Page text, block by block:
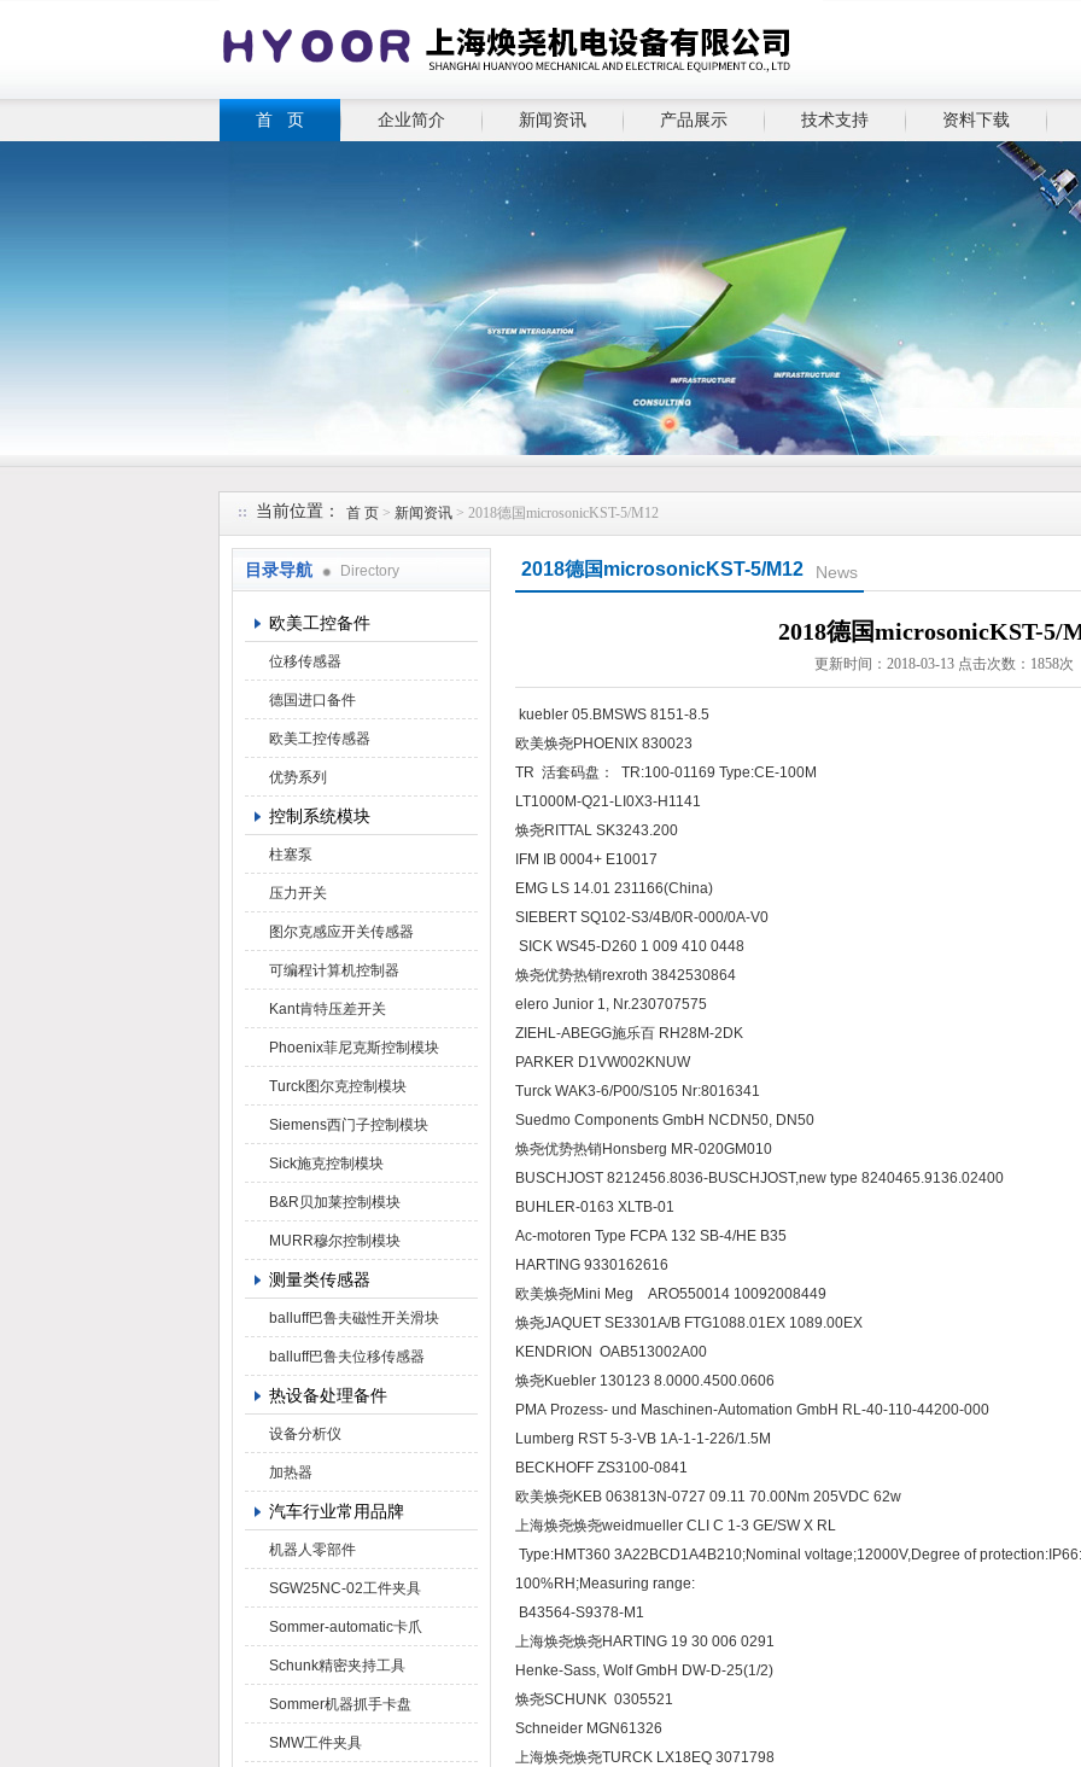
首 页 企业简介 新闻资讯 产品展示 技术支持 资料下载
当前位置： 首 页 > 新闻资讯 > 2018德国microsonicKST-5/M12
目录导航 Directory
欧美工控备件
位移传感器
德国进口备件
欧美工控传感器
优势系列
控制系统模块
柱塞泵
压力开关
图尔克感应开关传感器
可编程计算机控制器
Kant肯特压差开关
Phoenix菲尼克斯控制模块
Turck图尔克控制模块
Siemens西门子控制模块
Sick施克控制模块
B&R贝加莱控制模块
MURR穆尔控制模块
测量类传感器
balluff巴鲁夫磁性开关滑块
balluff巴鲁夫位移传感器
热设备处理备件
设备分析仪
加热器
汽车行业常用品牌
机器人零部件
SGW25NC-02工件夹具
Sommer-automatic卡爪
Schunk精密夹持工具
Sommer机器抓手卡盘
SMW工件夹具
2018德国microsonicKST-5/M12 News
2018德国microsonicKST-5/
更新时间：2018-03-13 点击次数：1858次
kuebler 05.BMSWS 8151-8.5
欧美焕尧PHOENIX 830023
TR 活套码盘： TR:100-01169 Type:CE-100M
LT1000M-Q21-LI0X3-H1141
焕尧RITTAL SK3243.200
IFM IB 0004+ E10017
EMG LS 14.01 231166(China)
SIEBERT SQ102-S3/4B/0R-000/0A-V0
SICK WS45-D260 1 009 410 0448
焕尧优势热销rexroth 3842530864
elero Junior 1, Nr.230707575
ZIEHL-ABEGG施乐百 RH28M-2DK
PARKER D1VW002KNUW
Turck WAK3-6/P00/S105 Nr:8016341
Suedmo Components GmbH NCDN50, DN50
焕尧优势热销Honsberg MR-020GM010
BUSCHJOST 8212456.8036-BUSCHJOST,new type 8240465.9136.02400
BUHLER-0163 XLTB-01
Ac-motoren Type FCPA 132 SB-4/HE B35
HARTING 9330162616
欧美焕尧Mini Meg ARO550014 10092008449
焕尧JAQUET SE3301A/B FTG1088.01EX 1089.00EX
KENDRION OAB513002A00
焕尧Kuebler 130123 8.0000.4500.0606
PMA Prozess- und Maschinen-Automation GmbH RL-40-110-44200-000
Lumberg RST 5-3-VB 1A-1-1-226/1.5M
BECKHOFF ZS3100-0841
欧美焕尧KEB 063813N-0727 09.11 70.00Nm 205VDC 62w
上海焕尧焕尧weidmueller CLI C 1-3 GE/SW X RL
Type:HMT360 3A22BCD1A4B210;Nominal voltage;12000V,Degree of
100%RH;Measuring range:
B43564-S9378-M1
上海焕尧焕尧HARTING 19 30 006 0291
Henke-Sass, Wolf GmbH DW-D-25(1/2)
焕尧SCHUNK 0305521
Schneider MGN61326
上海焕尧焕尧TURCK LX18EQ 3071798